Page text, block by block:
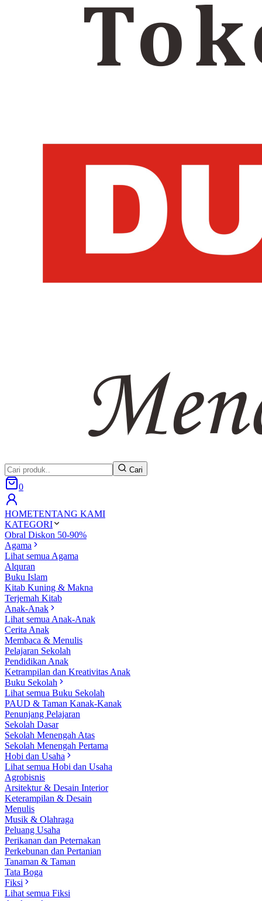
Cari
0
HOMETENTANG KAMI
KATEGORI
Obral Diskon 50-90%
Agama
Lihat semua Agama
Alquran
Buku Islam
Kitab Kuning & Makna
Terjemah Kitab
Anak-Anak
Lihat semua Anak-Anak
Cerita Anak
Membaca & Menulis
Pelajaran Sekolah
Pendidikan Anak
Ketrampilan dan Kreativitas Anak
Buku Sekolah
Lihat semua Buku Sekolah
PAUD & Taman Kanak-Kanak
Penunjang Pelajaran
Sekolah Dasar
Sekolah Menengah Atas
Sekolah Menengah Pertama
Hobi dan Usaha
Lihat semua Hobi dan Usaha
Agrobisnis
Arsitektur & Desain Interior
Keterampilan & Desain
Menulis
Musik & Olahraga
Peluang Usaha
Perikanan dan Peternakan
Perkebunan dan Pertanian
Tanaman & Taman
Tata Boga
Fiksi
Lihat semua Fiksi